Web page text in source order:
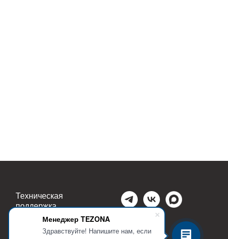
Менеджер TEZONA
Здравствуйте! Напишите нам, если
Техническая
поддержка
Политика
конфиденциальности